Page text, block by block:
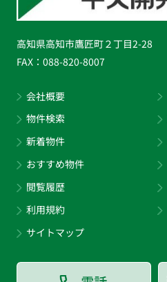
高知県高知市鷹匠町２丁目2-28
FAX： 088-820-8007
会社概要
物件検索
新着物件
おすすめ物件
閲覧履歴
利用規約
サイトマップ